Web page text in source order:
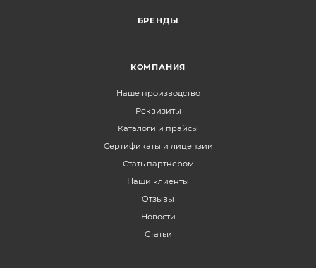
БРЕНДЫ
КОМПАНИЯ
Наше производство
Реквизиты
Каталоги и прайсы
Сертификаты и лицензии
Стать партнером
Наши клиенты
Отзывы
Новости
Статьи